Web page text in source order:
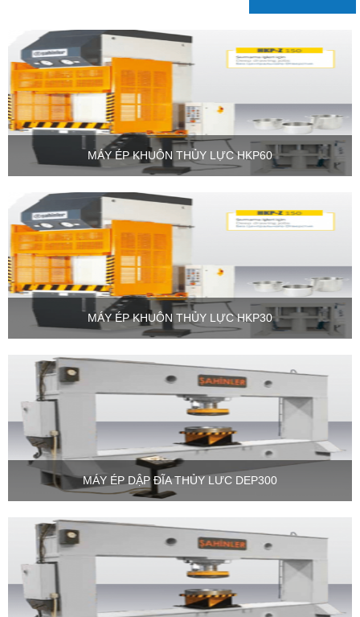
MÁY ÉP KHUÔN THỦY LỰC HKP60
MÁY ÉP KHUÔN THỦY LỰC HKP30
MÁY ÉP DẬP ĐĨA THỦY LƯC DEP300